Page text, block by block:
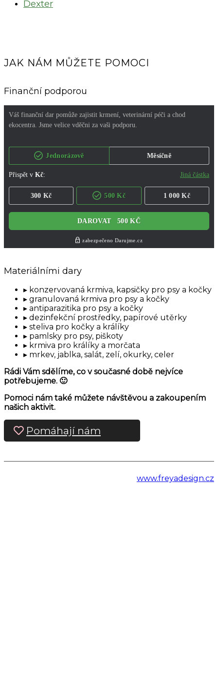
Dexter
JAK NÁM MŮŽETE POMOCI
Finanční podporou
Materiálními dary
konzervovaná krmiva, kapsičky pro psy a kočky
granulovaná krmiva pro psy a kočky
antiparazitika pro psy a kočky
dezinfekční prostředky, papírové utěrky
steliva pro kočky a králíky
pamlsky pro psy, piškoty
krmiva pro králíky a morčata
mrkev, jablka, salát, zelí, okurky, celer
Rádi Vám sdělíme, co v současné době nejvíce
potřebujeme. 🙂
Pomoci nám také můžete návštěvou a zakoupením
našich aktivit.
Pomáhají nám
www.freyadesign.cz